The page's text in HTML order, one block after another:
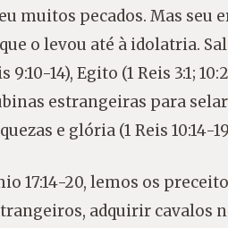
muitos pecados. Mas seu
o levou até à idolatria.
9:10-14), Egito (1 Reis 3:1;
estrangeiras para
e glória (1 Reis 10:14-
17:14-20, lemos os
adquirir cavalos